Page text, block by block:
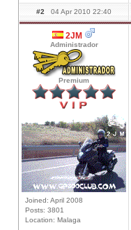
#2 04 Apr 2010 22:40
2JM
Administrador
Premium
Joined: April 2008
Posts: 3801
Location: Malaga